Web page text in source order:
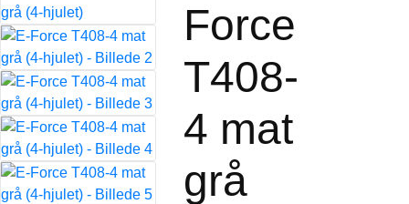
Force
T408-
4 mat
grå